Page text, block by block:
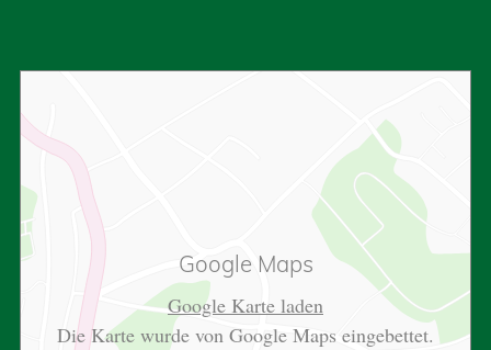
Google Maps
Google Karte laden
Die Karte wurde von Google Maps eingebettet.